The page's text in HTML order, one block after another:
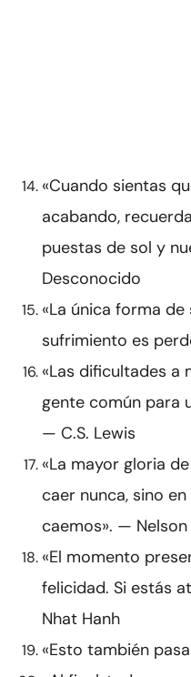
«Cuando sientas
acabando,
puestas de sol y
Desconocido
«La única forma
sufrimiento es
«Las dificultades a
gente común para
— C.S. Lewis
«La mayor gloria
caer nunca, sino
caemos». —
«El momento
felicidad. Si estás
Nhat Hanh
«Esto también